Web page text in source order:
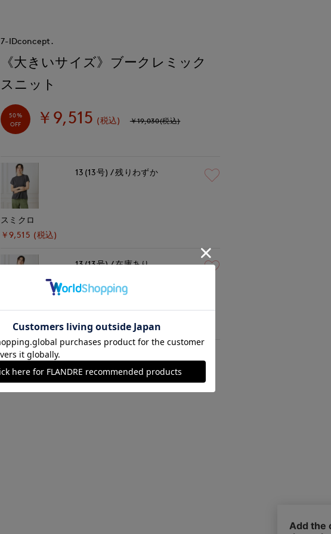
7-IDconcept.
《大きいサイズ》ブークレミック
スニット
50%
OFF
￥9,515 (税込) ￥19,030(税込)
スミクロ
￥9,515 (税込)
13(13号) 残りわずか
ブラウン
￥9,515 (税込)
13(13号) 在庫あり